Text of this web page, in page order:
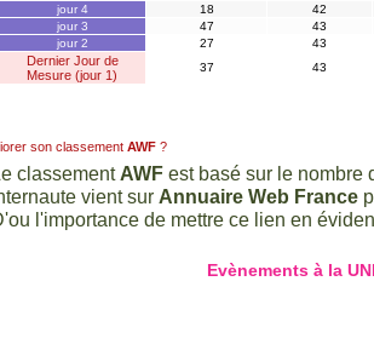
jour 4
18
42
jour 3
47
43
jour 2
27 43
Dernier Jour de
Mesure (jour 1)
37 43
son classement AWF ?
classement AWF est basé sur le nombre
vient sur Annuaire Web France
l'importance de mettre ce lien en
Evènements à la